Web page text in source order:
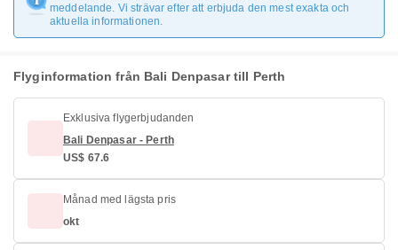
meddelande. Vi strävar efter att erbjuda den mest exakta och
aktuella informationen.
Flyginformation från Bali Denpasar till Perth
Exklusiva flygerbjudanden
Bali Denpasar - Perth
US$ 67.6
Månad med lägsta pris
okt